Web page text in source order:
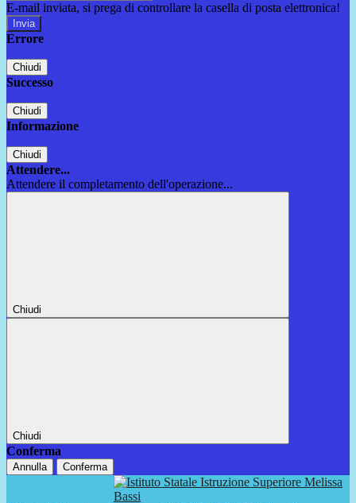
E-mail inviata, si prega di controllare la casella di posta elettronica!
Errore
Chiudi
Successo
Chiudi
Informazione
Chiudi
Attendere...
Attendere il completamento dell'operazione...
Chiudi
Chiudi
Conferma
Annulla Conferma